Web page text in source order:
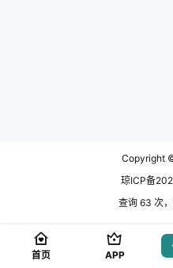
Copyright
琼ICP备
查询 63 次
首页 APP